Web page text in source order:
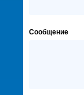
Сообщение